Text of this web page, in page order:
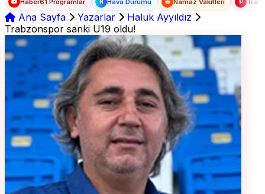
N
Ana Sayfa Yazarlar
Haluk Ayyıldız
Trabzonspor sanki U19 oldu!